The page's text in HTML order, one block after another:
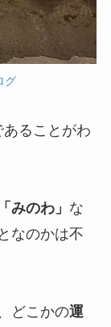
グ
ることがわ
「みのわ」 な
なのかは不
どこかの運